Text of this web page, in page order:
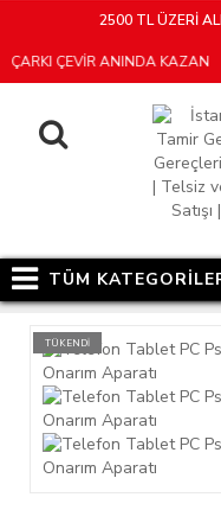
2500 TL ÜZERİ
ANINDA KAZAN •
TÜM
TÜKENDİ